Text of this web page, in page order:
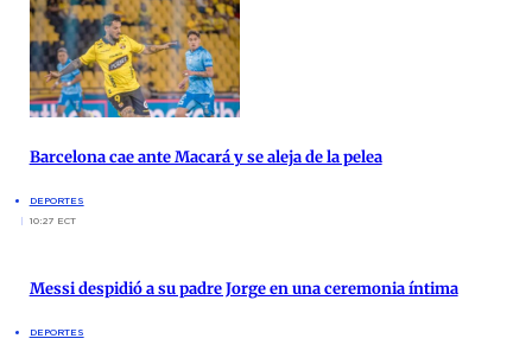
Barcelona cae ante Macará y se aleja de la pelea
DEPORTES
10:27 ECT
Messi despidió a su padre Jorge en una ceremonia íntima
DEPORTES